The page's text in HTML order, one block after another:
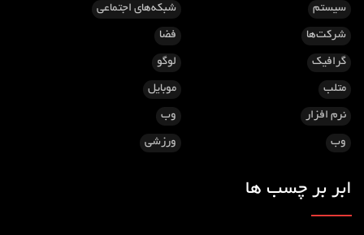
سیستم شبکه‌های اجتماعی
شرکت‌ها فضا
گرافیک لوگو
متلب موبایل
نرم افزار وب
وب ورزشی
ابر بر چسب ها